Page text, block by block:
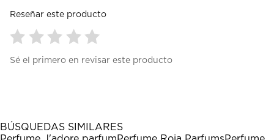
Reseñar este producto
para
1
estrella
para
estrellas.
para
estrellas.
para
estrellas.
para
estrellas.
Sé el primero en revisar este producto
BÚSQUEDAS SIMILARES